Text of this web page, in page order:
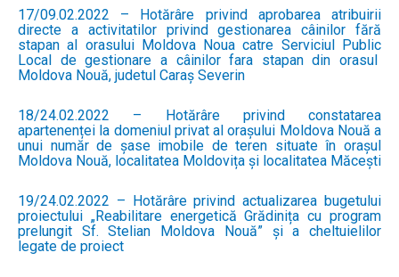
17/09.02.2022 – Hotărâre privind aprobarea atribuirii
directe a activitatilor privind gestionarea câinilor fără
stapan al orasului Moldova Noua catre Serviciul Public
Local de gestionare a câinilor fara stapan din orasul
Moldova Nouă, judetul Caraș Severin
18/24.02.2022 – Hotărâre privind constatarea
apartenenței la domeniul privat al orașului Moldova Nouă a
unui număr de șase imobile de teren situate în orașul
Moldova Nouă, localitatea Moldovița și localitatea Măcești
19/24.02.2022 – Hotărâre privind actualizarea bugetului
proiectului „Reabilitare energetică Grădinița cu program
prelungit Sf. Stelian Moldova Nouă” și a cheltuielilor
legate de proiect